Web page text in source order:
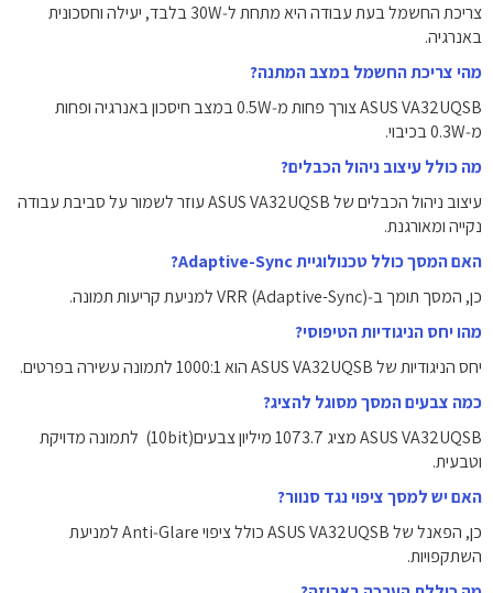
צריכת החשמל בעת עבודה היא מתחת ל‑‎30W‎ בלבד, יעילה וחסכונית
באנרגיה.
מהי צריכת החשמל במצב המתנה?
ASUS VA32UQSB צורך פחות מ‑‎0.5W‎ במצב חיסכון באנרגיה ופחות
מ‑‎0.3W‎ בכיבוי.
מה כולל עיצוב ניהול הכבלים?
עיצוב ניהול הכבלים של ASUS VA32UQSB עוזר לשמור על סביבת עבודה
נקייה ומאורגנת.
האם המסך כולל טכנולוגיית Adaptive-Sync?
כן, המסך תומך ב‑VRR (Adaptive-Sync) למניעת קריעות תמונה.
מהו יחס הניגודיות הטיפוסי?
יחס הניגודיות של ASUS VA32UQSB הוא ‎1000:1‎ לתמונה עשירה בפרטים.
כמה צבעים המסך מסוגל להציג?
ASUS VA32UQSB מציג ‎1073.7 מיליון צבעים‎ (10bit) לתמונה מדויקת
וטבעית.
האם יש למסך ציפוי נגד סנוור?
כן, הפאנל של ASUS VA32UQSB כולל ציפוי Anti‑Glare למניעת
השתקפויות.